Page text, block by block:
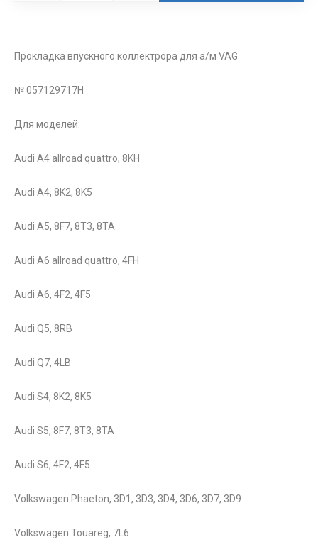
Прокладка впускного коллектрора для а/м VAG
№ 057129717H
Для моделей:
Audi A4 allroad quattro, 8KH
Audi A4, 8K2, 8K5
Audi A5, 8F7, 8T3, 8TA
Audi A6 allroad quattro, 4FH
Audi A6, 4F2, 4F5
Audi Q5, 8RB
Audi Q7, 4LB
Audi S4, 8K2, 8K5
Audi S5, 8F7, 8T3, 8TA
Audi S6, 4F2, 4F5
Volkswagen Phaeton, 3D1, 3D3, 3D4, 3D6, 3D7, 3D9
Volkswagen Touareg, 7L6.